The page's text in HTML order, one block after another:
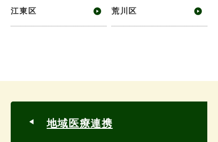
江東区 荒川区
地域医療連携